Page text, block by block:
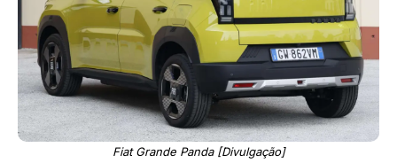
Fiat Grande Panda [Divulgação]